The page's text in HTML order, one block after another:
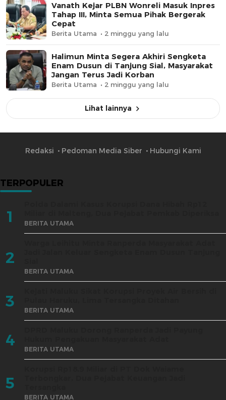
Vanath Kejar PLBN Wonreli Masuk Inpres
Tahap III, Minta Semua Pihak Bergerak
Cepat
Berita Utama 2 minggu yang lalu
Halimun Minta Segera Akhiri Sengketa
Enam Dusun di Tanjung Sial, Masyarakat
Jangan Terus Jadi Korban
Berita Utama 2 minggu yang lalu
Lihat lainnya
Redaksi Pedoman Media Siber Hubungi Kami
TERPOPULER
1 BERITA UTAMA
2
BERITA UTAMA
3 BERITA UTAMA
4 BERITA UTAMA
5
BERITA UTAMA